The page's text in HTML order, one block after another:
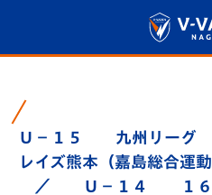
Ｕ－１５ 九州リー
レイズ熊本（嘉島総合運
／ Ｕ－１４ １６